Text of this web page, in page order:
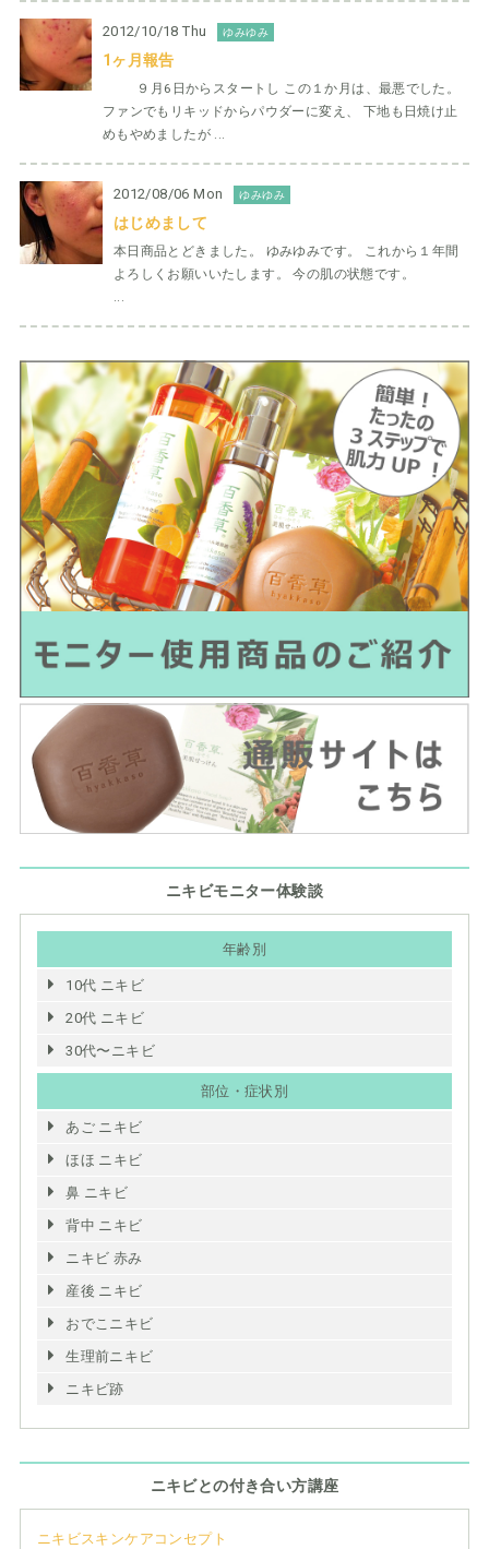
2012/10/18 Thu ゆみゆみ
1ヶ月報告
９月6日からスタートし この１か月は、最悪でした。
ファンでもリキッドからパウダーに変え、 下地も日焼け止
めもやめましたが ...
2012/08/06 Mon ゆみゆみ
はじめまして
本日商品とどきました。 ゆみゆみです。 これから１年間
よろしくお願いいたします。 今の肌の状態です。
...
ニキビモニター体験談
年齢別
10代 ニキビ
20代 ニキビ
30代〜ニキビ
部位・症状別
あご ニキビ
ほほ ニキビ
鼻 ニキビ
背中 ニキビ
ニキビ 赤み
産後 ニキビ
おでこニキビ
生理前ニキビ
ニキビ跡
ニキビとの付き合い方講座
ニキビスキンケアコンセプト